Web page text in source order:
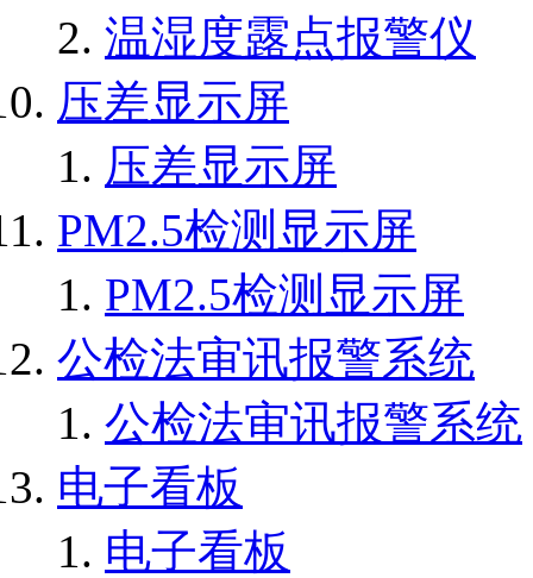
温湿度露点报警仪
压差显示屏
压差显示屏
PM2.5检测显示屏
PM2.5检测显示屏
公检法审讯报警系统
公检法审讯报警系统
电子看板
电子看板